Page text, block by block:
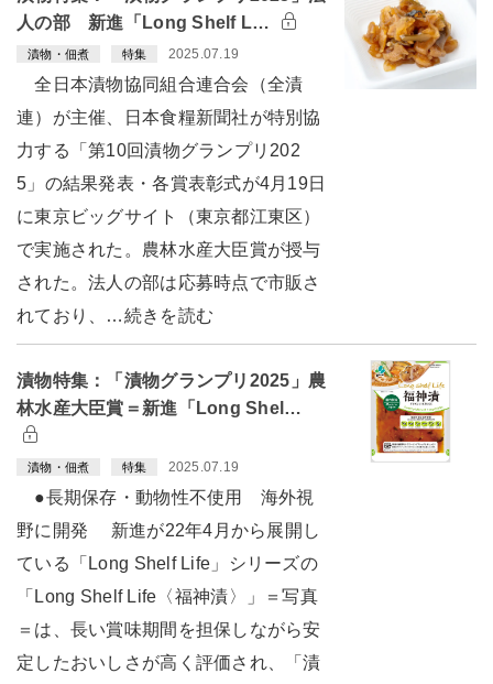
人の部 新進「Long Shelf L…
漬物・佃煮 特集 2025.07.19
全日本漬物協同組合連合会（全漬
連）が主催、日本食糧新聞社が特別協
力する「第10回漬物グランプリ202
5」の結果発表・各賞表彰式が4月19日
に東京ビッグサイト（東京都江東区）
で実施された。農林水産大臣賞が授与
された。法人の部は応募時点で市販さ
れており、…続きを読む
漬物特集：「漬物グランプリ2025」農
林水産大臣賞＝新進「Long Shel…
漬物・佃煮 特集 2025.07.19
●長期保存・動物性不使用 海外視
野に開発 新進が22年4月から展開し
ている「Long Shelf Life」シリーズの
「Long Shelf Life〈福神漬〉」＝写真
＝は、長い賞味期間を担保しながら安
定したおいしさが高く評価され、「漬